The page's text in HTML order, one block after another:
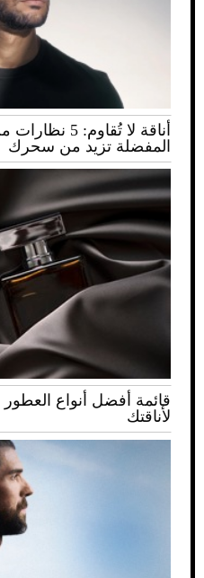
أناقة لا
المفضلة تزيد من سحرك
قائمة أفضل أنواع
لأناقتك